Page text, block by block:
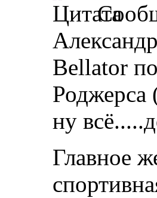
Bellator
Роджерса
ну
Главное